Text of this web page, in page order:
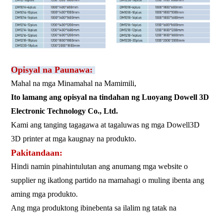
Opisyal na Paunawa:
Mahal na mga Minamahal na Mamimili,
Ito lamang ang opisyal na tindahan ng Luoyang Dowell 3D
Electronic Technology Co., Ltd.
Kami ang tanging tagagawa at tagaluwas ng mga Dowell3D
3D printer at mga kaugnay na produkto.
Pakitandaan:
Hindi namin pinahintulutan ang anumang mga website o
supplier ng ikatlong partido na mamahagio muling ibenta ang
aming mga produkto.
Ang mga produktong ibinebenta sa ilalim ng tatak na